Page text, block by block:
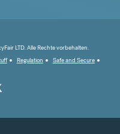
LTD. Alle Rechte vorbehalten.
Regulation
Safe and Secure